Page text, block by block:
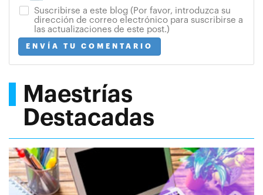
Suscribirse a este blog (Por favor, introduzca su
dirección de correo electrónico para suscribirse a
las actualizaciones de este post.)
ENVÍA TU COMENTARIO
Maestrías
Destacadas